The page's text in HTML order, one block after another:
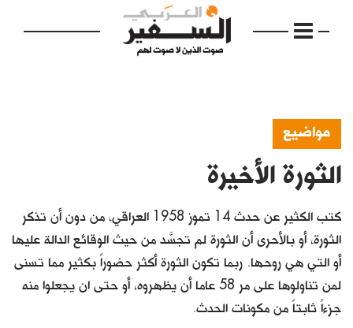
الرئيسية
إفتتاحية
فكرة
دفاتر
مواضيع
الثورة الأخيرة
كتب الكثير عن حدث 14 تموز 1958 العراقي، من دون أن تذكر
الثورة، أو بالأحرى أن الثورة لم تجسَّد من حيث الوقائع الدالة عليها
أو التي هي روحها. ربما تكون الثورة أكثر حضوراً بكثير مما تسنى
لمن تناولوها على مر 58 عاما أن يظهروه، أو حتى ان يجعلوا منه
جزءاً ثابتاً من مكونات الحدث.